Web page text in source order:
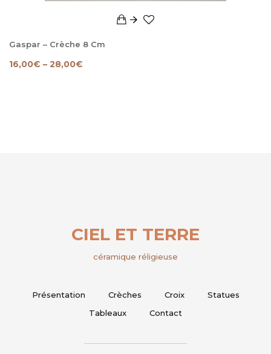
Gaspar – Crèche 8 Cm
16,00€ – 28,00€
CIEL ET TERRE
céramique réligieuse
Présentation Crèches Croix
Statues
Tableaux
Contact